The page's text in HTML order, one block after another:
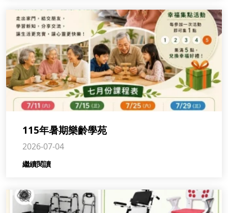
115年暑期樂齡學苑
2026-07-04
繼續閱讀